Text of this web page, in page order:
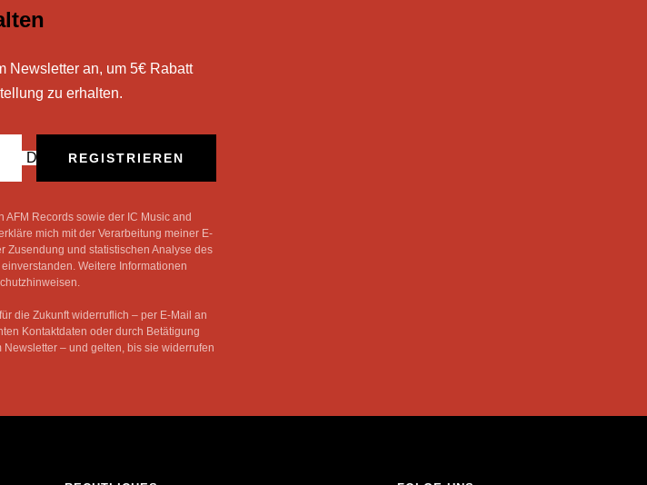
Newsletter an, um 5€ Rabatt
zu erhalten.
Deine E-MailREGISTRIEREN
AFM Records sowie der IC Music and
mich mit der Verarbeitung meiner E-
Zusendung und statistischen Analyse des
Weitere Informationen
die Zukunft widerruflich – per E-Mail an
Kontaktdaten oder durch Betätigung
– und gelten, bis sie widerrufen